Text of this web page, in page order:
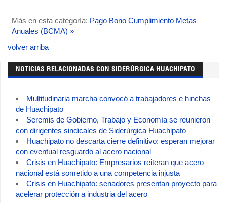
Más en esta categoría: Pago Bono Cumplimiento Metas
Anuales (BCMA) »
volver arriba
NOTICIAS RELACIONADAS CON SIDERÚRGICA HUACHIPATO
Multitudinaria marcha convocó a trabajadores e hinchas
de Huachipato
Seremis de Gobierno, Trabajo y Economía se reunieron
con dirigentes sindicales de Siderúrgica Huachipato
Huachipato no descarta cierre definitivo: esperan mejorar
con eventual resguardo al acero nacional
Crisis en Huachipato: Empresarios reiteran que acero
nacional está sometido a una competencia injusta
Crisis en Huachipato: senadores presentan proyecto para
acelerar protección a industria del acero